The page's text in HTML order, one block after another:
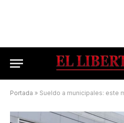
Portada » Sueldo a municipales: este martes